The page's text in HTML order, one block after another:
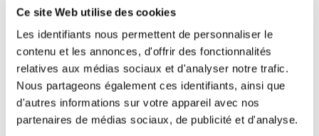
Ce site Web utilise des cookies
Les identifiants nous permettent de personnaliser le
contenu et les annonces, d'offrir des fonctionnalités
relatives aux médias sociaux et d'analyser notre trafic.
Nous partageons également ces identifiants, ainsi que
d'autres informations sur votre appareil avec nos
partenaires de médias sociaux, de publicité et d'analyse.
règle
chouette